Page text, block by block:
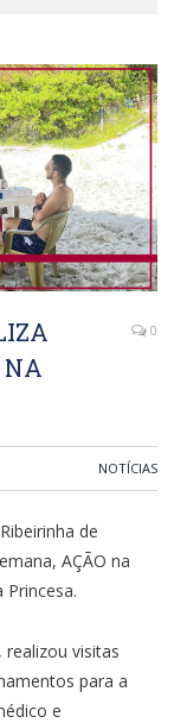
NA
0
NOTÍCIAS
de
AÇÃO na
Princesa.
realizou visitas
para a
e